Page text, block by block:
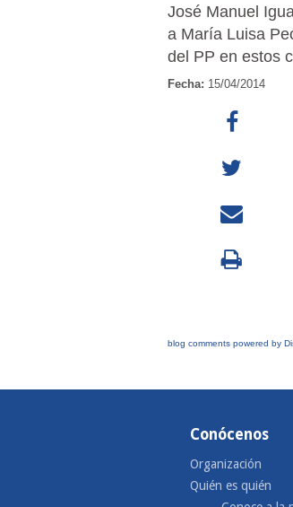
José Manuel
a María Luisa
del PP en estos
Fecha: 15/04/2014
blog comments powered by
Conócenos
Organización
Quién es quién